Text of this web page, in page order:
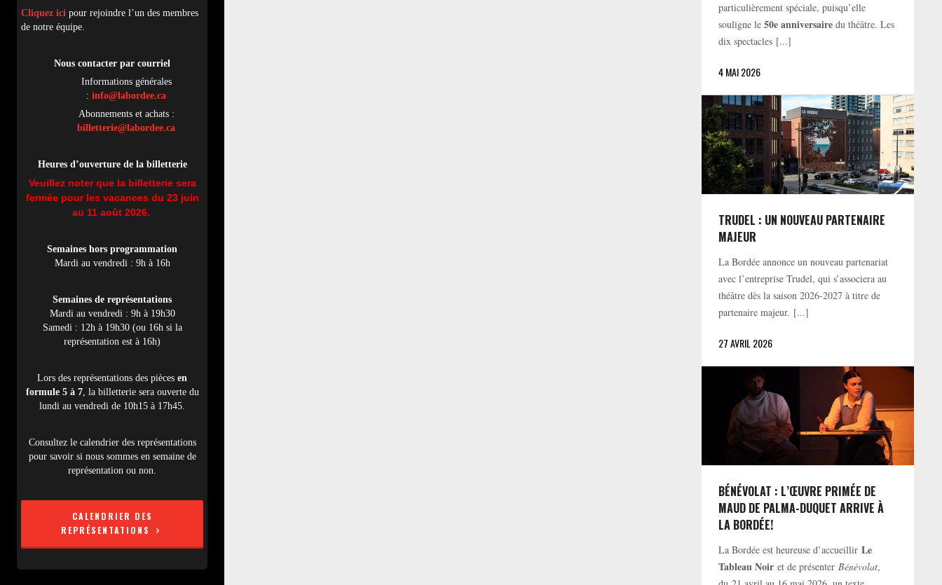
Cliquez ici pour rejoindre l’un des membres
de notre équipe.
Nous contacter par courriel
Informations générales
: info@labordee.ca
Abonnements et achats :
billetterie@labordee.ca
Heures d’ouverture de la billetterie
Veuillez noter que la billetterie sera
fermée pour les vacances du 23 juin
au 11 août 2026.
Semaines hors programmation
Mardi au vendredi : 9h à 16h
Semaines de représentations
Mardi au vendredi : 9h à 19h30
Samedi : 12h à 19h30 (ou 16h si la
représentation est à 16h)
Lors des représentations des pièces en
formule 5 à 7, la billetterie sera ouverte du
lundi au vendredi de 10h15 à 17h45.
Consultez le calendrier des représentations
pour savoir si nous sommes en semaine de
représentation ou non.
CALENDRIER DES
REPRÉSENTATIONS
particulièrement spéciale, puisqu’elle
souligne le50e anniversaire du théâtre. Les
dix spectacles [...]
4 MAI 2026
TRUDEL : UN NOUVEAU PARTENAIRE
MAJEUR
La Bordée annonce un nouveau partenariat
avec l’entreprise Trudel, qui s’associera au
théâtre dès la saison 2026-2027 à titre de
partenaire majeur. [...]
27 AVRIL 2026
BÉNÉVOLAT : L’ŒUVRE PRIMÉE DE
MAUD DE PALMA-DUQUET ARRIVE À
LA BORDÉE!
La Bordée est heureuse d’accueillirLe
Tableau Noir et de présenterBénévolat,